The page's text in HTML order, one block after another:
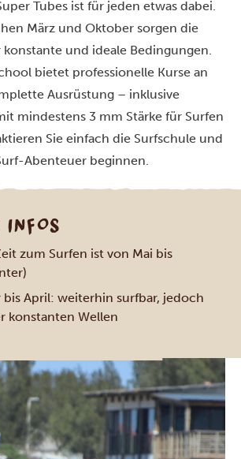
Tubes ist für jeden etwas dabei.
März und Oktober sorgen die
und ideale Bedingungen.
bietet professionelle Kurse an
Ausrüstung – inklusive
mindestens 3 mm Stärke für Surfen
Sie einfach die Surfschule und
Abenteuer beginnen.
zum Surfen ist von Mai bis
bis April: weiterhin surfbar, jedoch
konstanten Wellen